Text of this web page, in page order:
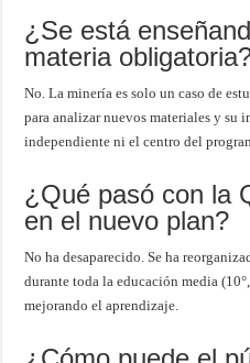
¿Se está
materia
No. La minería es solo un caso de
para analizar nuevos materiales y su
independiente ni el centro del
¿Qué pasó con la
en el nuevo plan?
No ha desaparecido. Se ha
durante toda la educación media
mejorando el aprendizaje.